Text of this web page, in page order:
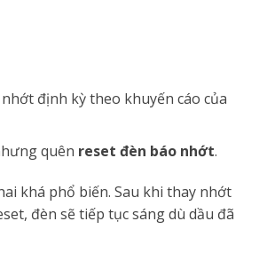
định kỳ theo khuyến cáo của
quên reset đèn báo nhớt.
khá phổ biến. Sau khi thay nhớt
đèn sẽ tiếp tục sáng dù dầu đã